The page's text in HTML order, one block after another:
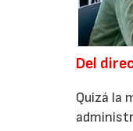
Del
Quizá la